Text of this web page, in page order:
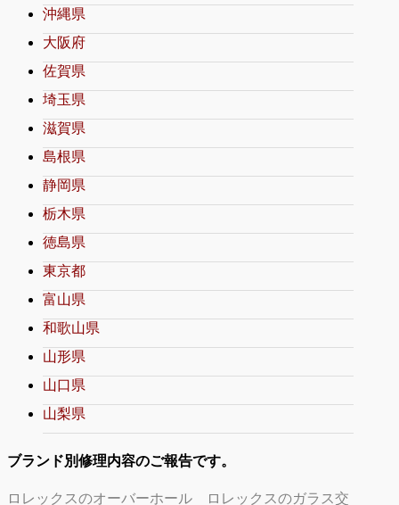
沖縄県
大阪府
佐賀県
埼玉県
滋賀県
島根県
静岡県
栃木県
徳島県
東京都
富山県
和歌山県
山形県
山口県
山梨県
ブランド別修理内容のご報告です。
ロレックスのオーバーホール ロレックスのガラス交